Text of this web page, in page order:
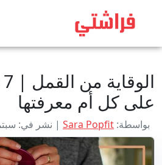
على كل أم معرفتها
بواسطة: Sara Popfit | نشر في: سبتمبر 24,